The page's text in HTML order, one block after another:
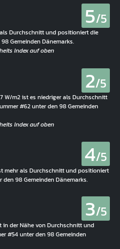
5/5
Durchschnitt und positioniert die
Gemeinden Dänemarks.
2/5
W/m2 ist es niedriger als Durchschnitt
#62 unter den 98 Gemeinden
4/5
mehr als Durchschnitt und positioniert
98 Gemeinden Dänemarks.
3/5
in der Nähe von Durchschnitt und
#54 unter den 98 Gemeinden